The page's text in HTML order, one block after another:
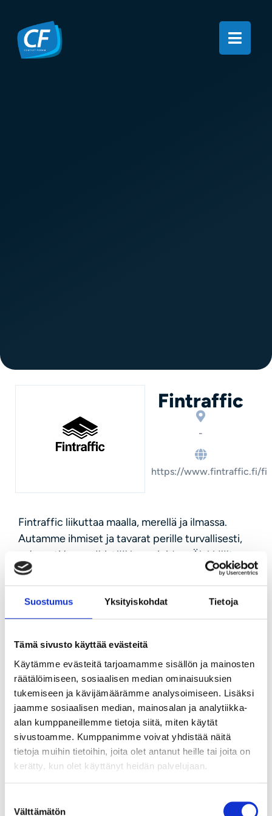
Suostumus Yksityiskohdat Tietoja
Tämä sivusto käyttää evästeitä
Käytämme evästeitä tarjoamamme sisällön ja mainosten
räätälöimiseen, sosiaalisen median ominaisuuksien
tukemiseen ja kävijämäärämme analysoimiseen. Lisäksi
jaamme sosiaalisen median, mainosalan ja analytiikka-
alan kumppaneillemme tietoja siitä, miten käytät
sivustoamme. Kumppanimme voivat yhdistää näitä
tietoja muihin tietoihin, joita olet antanut heille tai joita on
kerätty, kun olet käyttänyt heidän palvelujaan.
valinta
Välttämätön
Fintraffic
-
https://www.fintraffic.fi/fi
Fintraffic liikuttaa maalla, merellä ja ilmassa.
Autamme ihmiset ja tavarat perille turvallisesti,
sujuvasti ja ympäristöä huomioiden. Älykkäät
liikenteenohjauspalvelut, digipalvelut yrityksille
ja kuluttajille sekä ajantasainen liikennetieto
vauhdittavat Suomen kehittymistä kestävän
liikenteen ja logistiikan edelläkävijäksi.
työhömmelennonjohtokeskuksessa,raideliikenteen
ohjauskeskuksessasekämeriliikenne-
tieliikennekeskuksessa.
Tip a friend
Twitter
LinkedIn